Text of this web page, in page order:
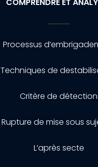
Processus
Techniques de
Critère de détection
Rupture de mise sous
L’après secte